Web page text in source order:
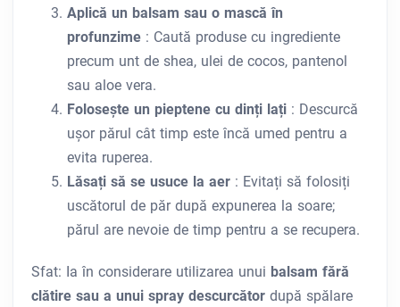
Aplică un balsam sau o mască în
profunzime : Caută produse cu ingrediente
precum unt de shea, ulei de cocos, pantenol
sau aloe vera.
Folosește un pieptene cu dinți lați : Descurcă
ușor părul cât timp este încă umed pentru a
evita ruperea.
Lăsați să se usuce la aer : Evitați să folosiți
uscătorul de păr după expunerea la soare;
părul are nevoie de timp pentru a se recupera.
Sfat: Ia în considerare utilizarea unui balsam fără
clătire sau a unui spray descurcător după spălare